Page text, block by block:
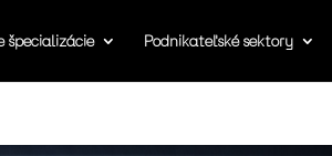
špecializácie Podnikateľské sektory